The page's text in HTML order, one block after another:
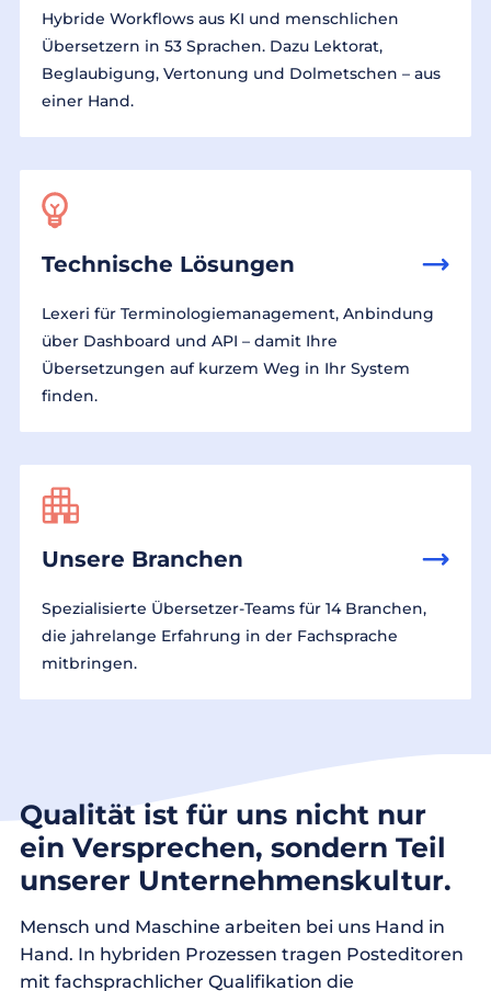
Hybride Workflows aus KI und menschlichen
Übersetzern in 53 Sprachen. Dazu Lektorat,
Beglaubigung, Vertonung und Dolmetschen – aus
einer Hand.
Technische Lösungen
Lexeri für Terminologiemanagement, Anbindung
über Dashboard und API – damit Ihre
Übersetzungen auf kurzem Weg in Ihr System
finden.
Unsere Branchen
Spezialisierte Übersetzer-Teams für 14 Branchen,
die jahrelange Erfahrung in der Fachsprache
mitbringen.
Qualität ist für uns nicht nur
ein Versprechen, sondern Teil
unserer Unternehmenskultur.
Mensch und Maschine arbeiten bei uns Hand in
Hand. In hybriden Prozessen tragen Posteditoren
mit fachsprachlicher Qualifikation die